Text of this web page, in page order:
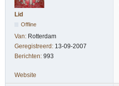
Lid
Offline
Van: Rotterdam
Geregistreerd: 13-09-2007
Berichten: 993
Website